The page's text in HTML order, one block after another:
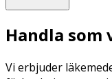
Handla
Vi erbjuder